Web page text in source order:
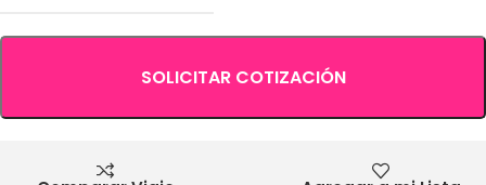
SOLICITAR COTIZACIÓN